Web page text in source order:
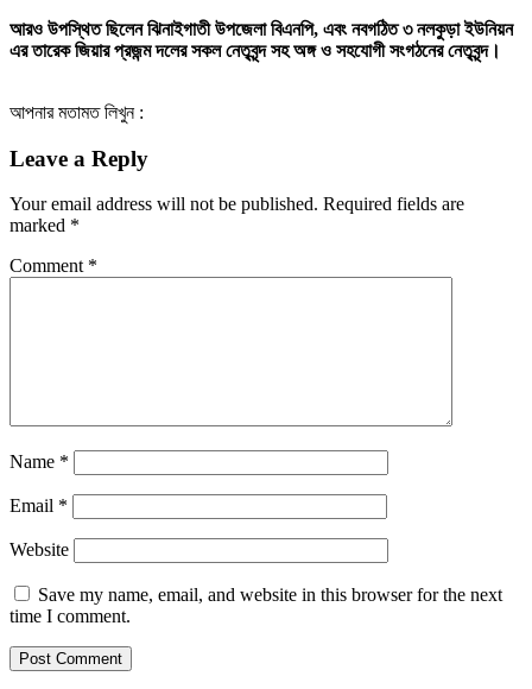
আরও উপস্থিত ছিলেন ঝিনাইগাতী উপজেলা বিএনপি, এবং নবগঠিত ৩ নলকুড়া ইউনিয়ন
এর তারেক জিয়ার প্রজন্ম দলের সকল নেতৃবৃন্দ সহ অঙ্গ ও সহযোগী সংগঠনের নেতৃবৃন্দ।
আপনার মতামত লিখুন :
Leave a Reply
Your email address will not be published. Required fields are
marked *
Comment *
Name *
Email *
Website
Save my name, email, and website in this browser for the next
time I comment.